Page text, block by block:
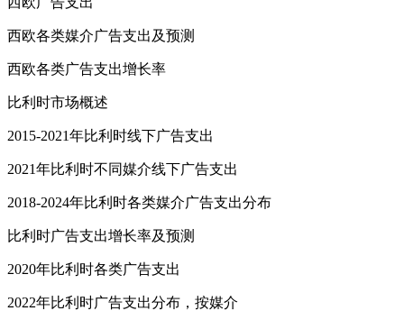
西欧各类媒介广告支出及预测
西欧各类广告支出增长率
比利时市场概述
2015-2021年比利时线下广告支出
2021年比利时不同媒介线下广告支出
2018-2024年比利时各类媒介广告支出分布
比利时广告支出增长率及预测
2020年比利时各类广告支出
2022年比利时广告支出分布，按媒介